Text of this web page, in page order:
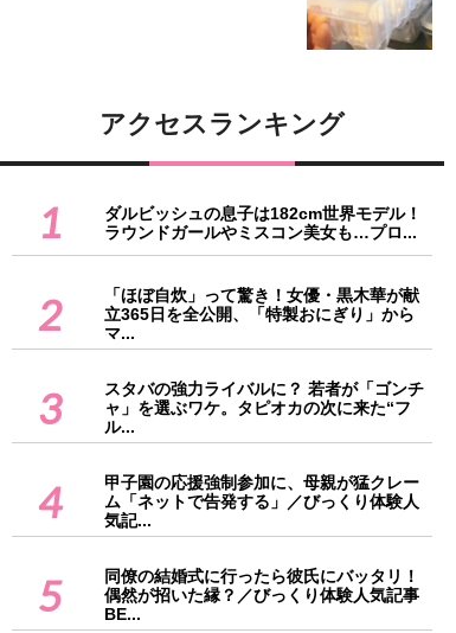
アクセスランキング
1
ダルビッシュの息子は182cm世界モデル！
ラウンドガールやミスコン美女も…プロ...
2
「ほぼ自炊」って驚き！女優・黒木華が献
立365日を全公開、「特製おにぎり」から
マ...
3
スタバの強力ライバルに？ 若者が「ゴンチ
ャ」を選ぶワケ。タピオカの次に来た“フ
ル...
4
甲子園の応援強制参加に、母親が猛クレー
ム「ネットで告発する」／びっくり体験人
気記...
5
同僚の結婚式に行ったら彼氏にバッタリ！
偶然が招いた縁？／びっくり体験人気記事
BE...